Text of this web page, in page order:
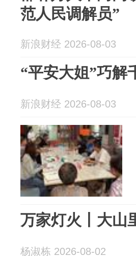
范人民调解员”
新浪财经 2026-08-03
“平安大姐”巧解
新浪财经 2026-08-03
万家灯火丨大山
杨淑栋 2026-08-02